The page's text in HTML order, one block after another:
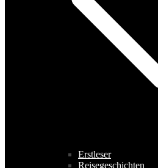
Erstleser
Reisegeschichten